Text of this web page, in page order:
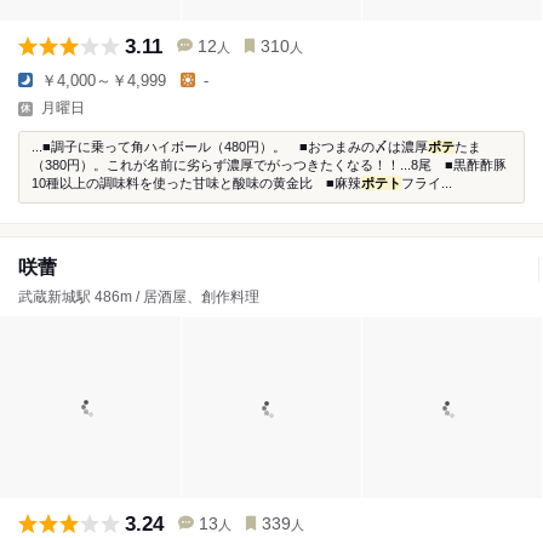
3.11 12 人 310 人
￥4,000～￥4,999 -
月曜日
...■調子に乗って角ハイボール（480円）。 ■おつまみの〆は濃厚ポテたま
（380円）。これが名前に劣らず濃厚でがっつきたくなる！！...8尾 ■黒酢酢豚
10種以上の調味料を使った甘味と酸味の黄金比 ■麻辣ポテト フライ...
咲蕾
武蔵新城駅 486m / 居酒屋、創作料理
3.24 13 人 339 人